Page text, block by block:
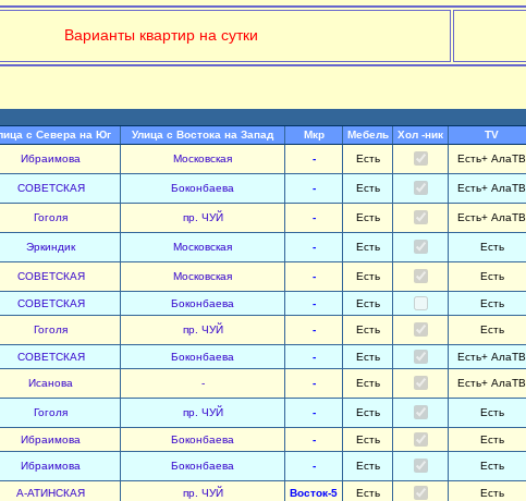
Варианты квартир на сутки
с Севера на Юг Улица с Востока на Запад Мкр Мебель Хол -ник TV
Ибраимова Московская - Есть Есть+ АлаТВ
СОВЕТСКАЯ Боконбаева - Есть Есть+ АлаТВ
Гоголя пр. ЧУЙ - Есть Есть+ АлаТВ
Эркиндик Московская - Есть Есть
СОВЕТСКАЯ Московская - Есть Есть
СОВЕТСКАЯ Боконбаева - Есть Есть
Гоголя пр. ЧУЙ - Есть Есть
СОВЕТСКАЯ Боконбаева - Есть Есть+ АлаТВ
Исанова - - Есть Есть+ АлаТВ
Гоголя пр. ЧУЙ - Есть Есть
Ибраимова Боконбаева - Есть Есть
Ибраимова Боконбаева - Есть Есть
А-АТИНСКАЯ пр. ЧУЙ Восток-5 Есть Есть